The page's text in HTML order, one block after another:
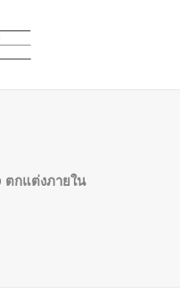
ตกแต่งภายใน